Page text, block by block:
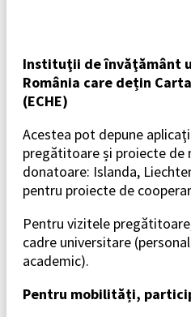
Instituţii de învăţământ
România care dețin
(ECHE)
Acestea pot depune
pregătitoare și proiecte
donatoare: Islanda,
pentru proiecte de
Pentru vizitele
cadre universitare
academic).
Pentru mobilități,